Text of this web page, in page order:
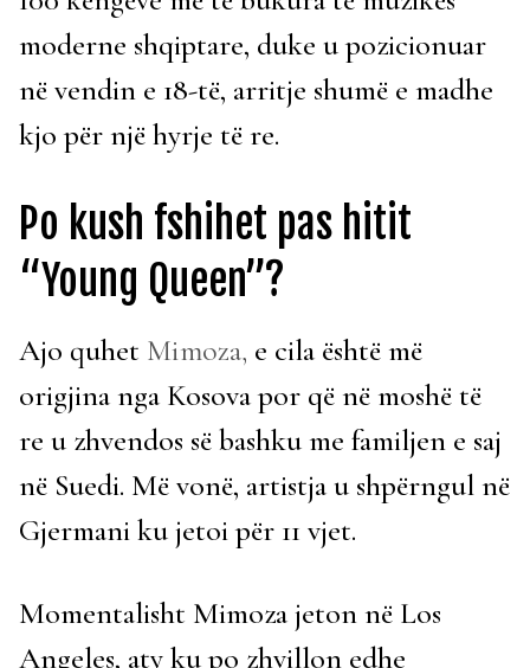
moderne shqiptare, duke u pozicionuar
në vendin e 18-të, arritje shumë e madhe
kjo për një hyrje të re.
Po kush fshihet pas hitit
“Young Queen”?
Ajo quhet Mimoza, e cila është më
origjina nga Kosova por që në moshë të
re u zhvendos së bashku me familjen e saj
në Suedi. Më vonë, artistja u shpërngul në
Gjermani ku jetoi për 11 vjet.
Momentalisht Mimoza jeton në Los
Angeles, aty ku po zhvillon edhe